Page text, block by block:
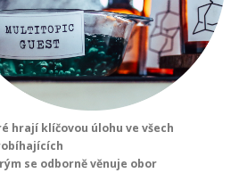
hrají klíčovou úlohu ve všech
se odborně věnuje obor